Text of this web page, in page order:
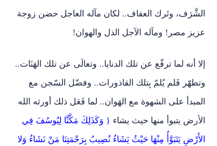
الشَّرَف، وتَرك العفاف.. لكان مآله العاجل حضن زوجة
عزيز مصر! ومآله الآجل الذل والهوان!
إلا أنه لما ترفّع عن تلك الدنايا.. وتعالَى عن تلك الهَنَات..
وتطهّر فَلم يُلمّ بِتلك القاذورات.. وفضّل السّجن مع
المبدأ على الشهوة مع الهَوان.. لما فَعَل ذلك أورثه الله
الأرض يتبوأ منها حيث يشاء { وَكَذَلِكَ مَكَّنَّا لِيُوسُفَ فِي
الأَرْضِ يَتَبَوَّأُ مِنْهَا حَيْثُ يَشَاءُ نُصِيبُ بِرَحْمَتِنَا مَنْ نَشَاءُ وَلا